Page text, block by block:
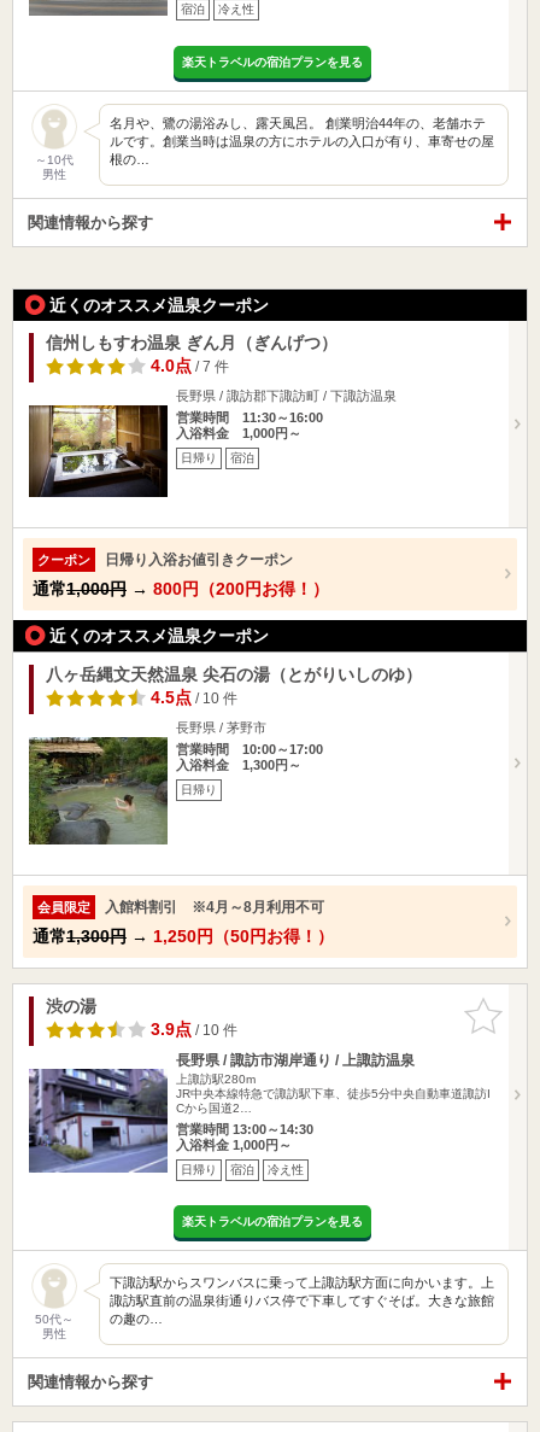
宿泊 冷え性
楽天トラベルの宿泊プランを見る
～10代
男性
名月や、鷺の湯浴みし、露天風呂。 創業明治44年の、老舗ホテ
ルです。創業当時は温泉の方にホテルの入口が有り、車寄せの屋
根の…
関連情報から探す
近くのオススメ温泉クーポン
信州しもすわ温泉 ぎん月（ぎんげつ）
4.0点/ 7 件
長野県 / 諏訪郡下諏訪町 / 下諏訪温泉
営業時間 11:30～16:00
入浴料金 1,000円～
日帰り 宿泊
クーポン 日帰り入浴お値引きクーポン
通常1,000円 → 800円（200円お得！）
近くのオススメ温泉クーポン
八ヶ岳縄文天然温泉 尖石の湯（とがりいしのゆ）
4.5点/ 10 件
長野県 / 茅野市
営業時間 10:00～17:00
入浴料金 1,300円～
日帰り
会員限定 入館料割引 ※4月～8月利用不可
通常1,300円 → 1,250円（50円お得！）
お気に入
りに追加
渋の湯
3.9点/ 10 件
長野県 / 諏訪市湖岸通り / 上諏訪温泉
上諏訪駅280m
JR中央本線特急で諏訪駅下車、徒歩5分中央自動車道諏訪I
Cから国道2…
営業時間 13:00～14:30
入浴料金 1,000円～
日帰り 宿泊 冷え性
楽天トラベルの宿泊プランを見る
50代～
男性
下諏訪駅からスワンバスに乗って上諏訪駅方面に向かいます。上
諏訪駅直前の温泉街通りバス停で下車してすぐそば。大きな旅館
の趣の…
関連情報から探す